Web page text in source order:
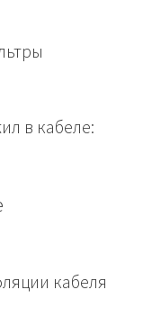
в кабеле:
кабеля